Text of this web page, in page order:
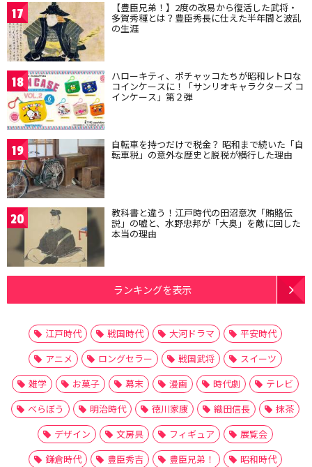
17 【豊臣兄弟！】2度の改易から復活した武将・
多賀秀種とは？豊臣秀長に仕えた半年間と波乱
の生涯
18 ハローキティ、ポチャッコたちが昭和レトロな
コインケースに！「サンリオキャラクターズ コ
インケース」第２弾
19 自転車を持つだけで税金？ 昭和まで続いた「自
転車税」の意外な歴史と脱税が横行した理由
20 教科書と違う！江戸時代の田沼意次「賄賂伝
説」の嘘と、水野忠邦が「大奥」を敵に回した
本当の理由
ランキングを表示
江戸時代 戦国時代 大河ドラマ
平安時代
アニメ
ロングセラー 戦国武将
スイーツ
雑学
お菓子 幕末 漫画 時代劇
テレビ
べらぼう
明治時代 徳川家康 織田信長
抹茶
デザイン
文房具 フィギュア
展覧会
鎌倉時代
豊臣秀吉 豊臣兄弟！
昭和時代